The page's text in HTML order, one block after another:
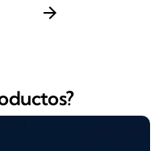
arrow_forward